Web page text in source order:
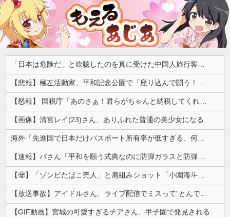
「日本は危険だ」と吹聴したのを真に受けた中国人旅行客、だが代替旅行先が日本ほど安全ではなかった結果……
【悲報】極左活動家、平和記念公園で「座り込んで闘う！」と意気込むも… → 警察に完全排除されてしまう ………
【怒報】 国税庁「あのさぁ！君らがちゃんと納税してくれないとこうなっちゃうけどどうする？！」←これw w w w w w w w
【画像】清宮レイ(23)さん、ありふれた普通の美少女になる
海外「先進国で日本だけパスポート所有率が低すぎる、何故なのか」
【速報】パさん「平和を願う式典なのに防弾ガラスと防弾バッグSP」安倍元首相の悲劇や石破前首相も同環境だったことは忘れる
【🧟】「ゾンビたばこ売人」と肩組みショット「小園海斗」に注がれる“厳しい視線” 「レギュラー剥奪も選択肢のひとつに」
【放送事故】アイドルさん、ライブ配信でミスって“とんでもないもの”を映してしまいネット騒然ｗｗｗ 【Pickup07092038】
【GIF動画】宮城の可愛すぎるチアさん、甲子園で発見される